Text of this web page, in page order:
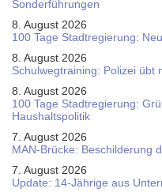
Sonderführungen
8. August 2026
100 Tage Stadtregierung:
8. August 2026
Schul­weg­trai­ning: Poli­zei übt
8. August 2026
100 Tage Stadtregierung:
Haushaltspolitik
7. August 2026
MAN-Brücke: Beschilderung
7. August 2026
Update: 14-Jährige aus